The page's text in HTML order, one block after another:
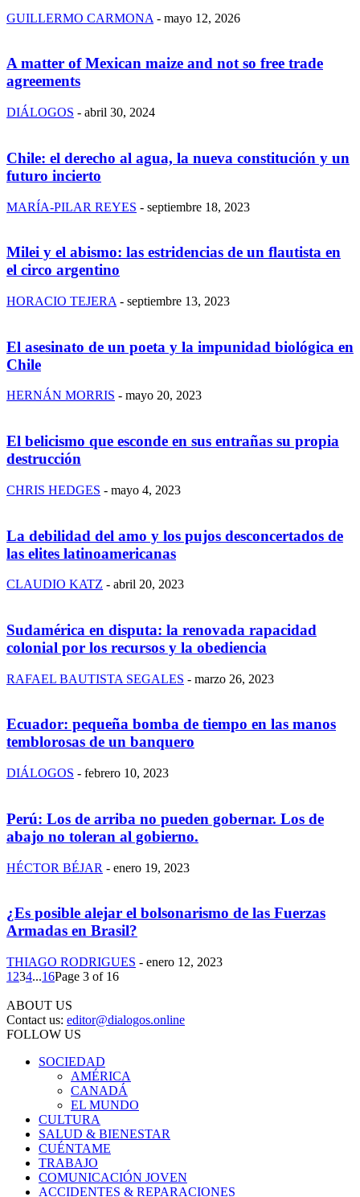
GUILLERMO CARMONA - mayo 12, 2026
A matter of Mexican maize and not so free trade
agreements
DIÁLOGOS - abril 30, 2024
Chile: el derecho al agua, la nueva constitución y un
futuro incierto
MARÍA-PILAR REYES - septiembre 18, 2023
Milei y el abismo: las estridencias de un flautista en
el circo argentino
HORACIO TEJERA - septiembre 13, 2023
El asesinato de un poeta y la impunidad biológica en
Chile
HERNÁN MORRIS - mayo 20, 2023
El belicismo que esconde en sus entrañas su propia
destrucción
CHRIS HEDGES - mayo 4, 2023
La debilidad del amo y los pujos desconcertados de
las elites latinoamericanas
CLAUDIO KATZ - abril 20, 2023
Sudamérica en disputa: la renovada rapacidad
colonial por los recursos y la obediencia
RAFAEL BAUTISTA SEGALES - marzo 26, 2023
Ecuador: pequeña bomba de tiempo en las manos
temblorosas de un banquero
DIÁLOGOS - febrero 10, 2023
Perú: Los de arriba no pueden gobernar. Los de
abajo no toleran al gobierno.
HÉCTOR BÉJAR - enero 19, 2023
¿Es posible alejar el bolsonarismo de las Fuerzas
Armadas en Brasil?
THIAGO RODRIGUES - enero 12, 2023
1 234...16Page 3 of 16
ABOUT US
Contact us: editor@dialogos.online
FOLLOW US
SOCIEDAD
AMÉRICA
CANADÁ
EL MUNDO
CULTURA
SALUD & BIENESTAR
CUÉNTAME
TRABAJO
COMUNICACIÓN JOVEN
ACCIDENTES & REPARACIONES